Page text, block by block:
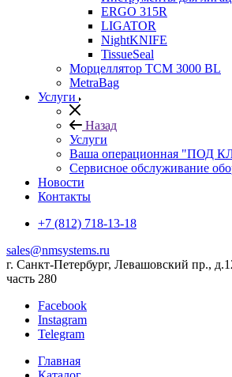
ERGO 315R
LIGATOR
NightKNIFE
TissueSeal
Морцеллятор ТСМ 3000 BL
MetraBag
Услуги
Назад
Услуги
Ваша операционная "ПОД
Сервисное обслуживание
Новости
Контакты
+7 (812) 718-13-18
sales@nmsystems.ru
г. Санкт-Петербург, Левашовский пр.,
часть 280
Facebook
Instagram
Telegram
Главная